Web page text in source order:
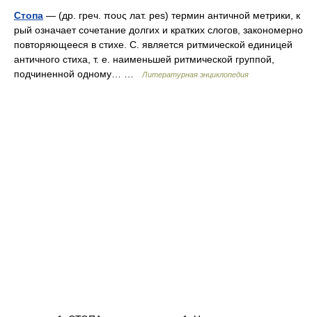
Стопа — (др. греч. πους лат. pes) термин античной метрики, к
рый означает сочетание долгих и кратких слогов, закономерно
повторяющееся в стихе. С. является ритмической единицей
античного стиха, т. е. наименьшей ритмической группой,
подчиненной одному… …
Литературная энциклопедия